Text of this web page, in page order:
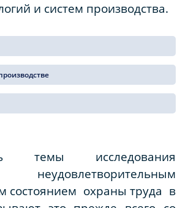
и систем производства.
темы исследования
неудовлетворительным
состоянием охраны труда в